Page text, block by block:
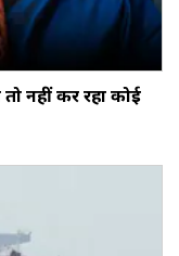
नहीं कर रहा कोई